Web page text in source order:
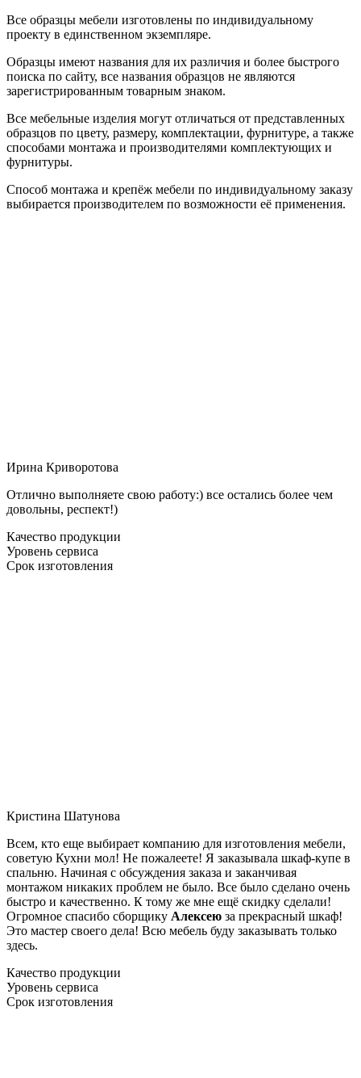
Все образцы мебели изготовлены по индивидуальному
проекту в единственном экземпляре.
Образцы имеют названия для их различия и более быстрого
поиска по сайту, все названия образцов не являются
зарегистрированным товарным знаком.
Все мебельные изделия могут отличаться от представленных
образцов по цвету, размеру, комплектации, фурнитуре, а также
способами монтажа и производителями комплектующих и
фурнитуры.
Способ монтажа и крепёж мебели по индивидуальному заказу
выбирается производителем по возможности её применения.
Ирина Криворотова
Отлично выполняете свою работу:) все остались более чем
довольны, респект!)
Качество продукции
Уровень сервиса
Срок изготовления
Кристина Шатунова
Всем, кто еще выбирает компанию для изготовления мебели,
советую Кухни мол! Не пожалеете! Я заказывала шкаф-купе в
спальню. Начиная с обсуждения заказа и заканчивая
монтажом никаких проблем не было. Все было сделано очень
быстро и качественно. К тому же мне ещё скидку сделали!
Огромное спасибо сборщику Алексею за прекрасный шкаф!
Это мастер своего дела! Всю мебель буду заказывать только
здесь.
Качество продукции
Уровень сервиса
Срок изготовления